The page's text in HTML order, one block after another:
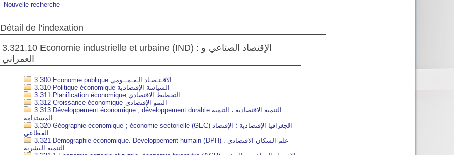
Nouvelle recherche
Détail de l'indexation
3.321.10 Economie industrielle et urbaine (IND) : الإقتصاد الصناعي و
العمراني
3.300 Economie publique الاقـتـصـاد الـعـمــومي
3.310 Politique économique السياسة الإقتصادية
3.311 Planification économique التخطيط الاقتصادي
3.312 Croissance économique النمو الإقتصادي
3.313 Développement économique , développement durable التنمية الاقتصادية ، التنمية
المستدامة
3.320 Géographie économique ; économie sectorielle (GEC) الجغرافيا الإقتصادية ؛ الإقتصاد
القطاعي
3.321 Démographie économique. Développement humain (DPH) علم السكان الاقتصادي .
التنمية البشرية